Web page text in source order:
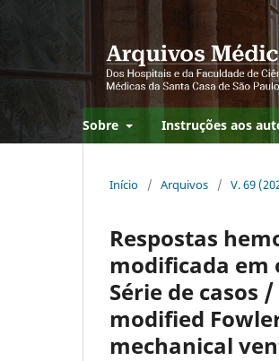
Sobre Instruções aos
Início / Arquivos / V. 69
Respostas
modificada em
Série de casos
modified
mechanical